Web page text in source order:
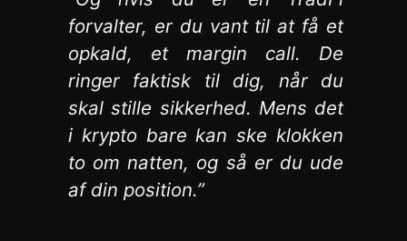
forvalter, er du vant til at få et
opkald, et margin call. De
ringer faktisk til dig, når du
skal stille sikkerhed. Mens det
i krypto bare kan ske klokken
to om natten, og så er du ude
af din position.”